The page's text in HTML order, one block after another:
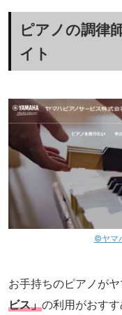
ピアノの調律
イト
©ヤマ
お手持ちのピアノがヤ
ビス」の利用がおすす